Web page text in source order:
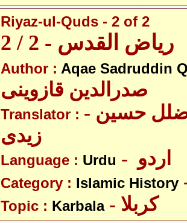
Riyaz-ul-Quds - 2 of 2
ریاض القدس - 2 / 2
Author : Aqae Sadruddin
Translator : - مولانا سیّد ضلل حسین
زیدی
Language : Urdu
Category : Islamic History
Topic : Karbala - کربلا